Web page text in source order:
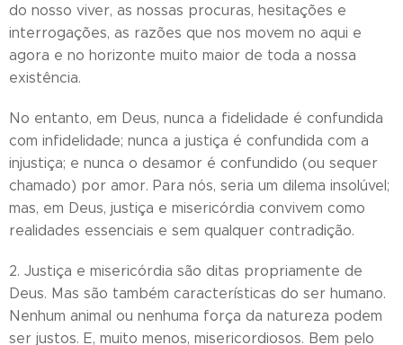
do nosso viver, as nossas procuras, hesitações e
interrogações, as razões que nos movem no aqui e
agora e no horizonte muito maior de toda a nossa
existência.
No entanto, em Deus, nunca a fidelidade é confundida
com infidelidade; nunca a justiça é confundida com a
injustiça; e nunca o desamor é confundido (ou sequer
chamado) por amor. Para nós, seria um dilema insolúvel;
mas, em Deus, justiça e misericórdia convivem como
realidades essenciais e sem qualquer contradição.
2. Justiça e misericórdia são ditas propriamente de
Deus. Mas são também características do ser humano.
Nenhum animal ou nenhuma força da natureza podem
ser justos. E, muito menos, misericordiosos. Bem pelo